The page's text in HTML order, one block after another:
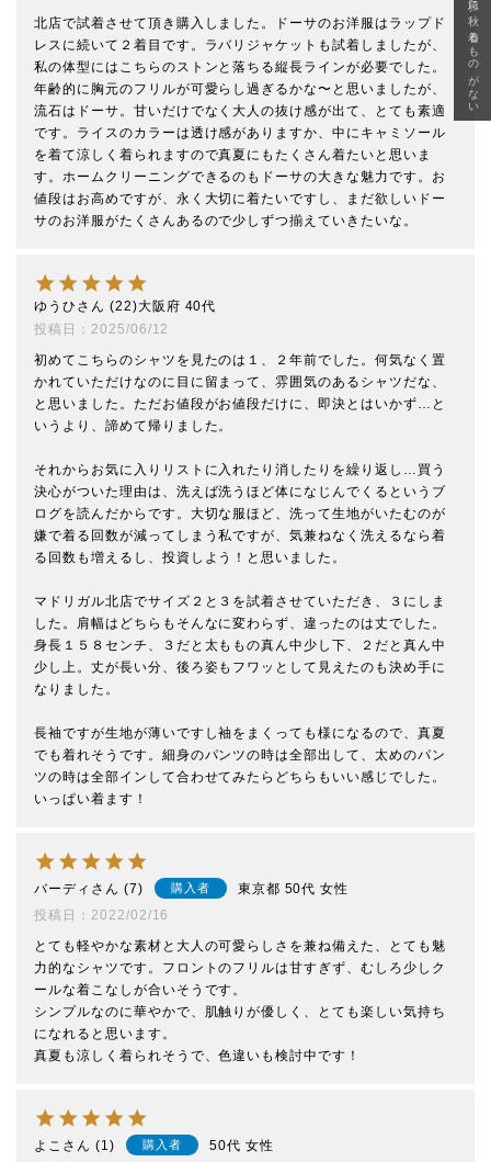
北店で試着させて頂き購入しました。ドーサのお洋服はラップド
レスに続いて２着目です。ラバリジャケットも試着しましたが、
私の体型にはこちらのストンと落ちる縦長ラインが必要でした。
年齢的に胸元のフリルが可愛らし過ぎるかな〜と思いましたが、
流石はドーサ。甘いだけでなく大人の抜け感が出て、とても素適
です。ライスのカラーは透け感がありますか、中にキャミソール
を着て涼しく着られますので真夏にもたくさん着たいと思いま
す。ホームクリーニングできるのもドーサの大きな魅力です。お
値段はお高めですが、永く大切に着たいですし、まだ欲しいドー
サのお洋服がたくさんあるので少しずつ揃えていきたいな。
ゆうひ 22 大阪府 40代
投稿日
2025/06/12
初めてこちらのシャツを見たのは１、２年前でした。何気なく置
かれていただけなのに目に留まって、雰囲気のあるシャツだな、
と思いました。ただお値段がお値段だけに、即決とはいかず…と
いうより、諦めて帰りました。
それからお気に入りリストに入れたり消したりを繰り返し…買う
決心がついた理由は、洗えば洗うほど体になじんでくるというブ
ログを読んだからです。大切な服ほど、洗って生地がいたむのが
嫌で着る回数が減ってしまう私ですが、気兼ねなく洗えるなら着
る回数も増えるし、投資しよう！と思いました。
マドリガル北店でサイズ２と３を試着させていただき、３にしま
した。肩幅はどちらもそんなに変わらず、違ったのは丈でした。
身長１５８センチ、３だと太ももの真ん中少し下、２だと真ん中
少し上。丈が長い分、後ろ姿もフワッとして見えたのも決め手に
なりました。
長袖ですが生地が薄いですし袖をまくっても様になるので、真夏
でも着れそうです。細身のパンツの時は全部出して、太めのパン
ツの時は全部インして合わせてみたらどちらもいい感じでした。
いっぱい着ます！
バーディ 7 購入者 東京都 50代 女性
投稿日
2022/02/16
とても軽やかな素材と大人の可愛らしさを兼ね備えた、とても魅
力的なシャツです。フロントのフリルは甘すぎず、むしろ少しク
ールな着こなしが合いそうです。
シンプルなのに華やかで、肌触りが優しく、とても楽しい気持ち
になれると思います。
真夏も涼しく着られそうで、色違いも検討中です！
よこ 1 購入者 50代 女性
急に秋、着るものがない